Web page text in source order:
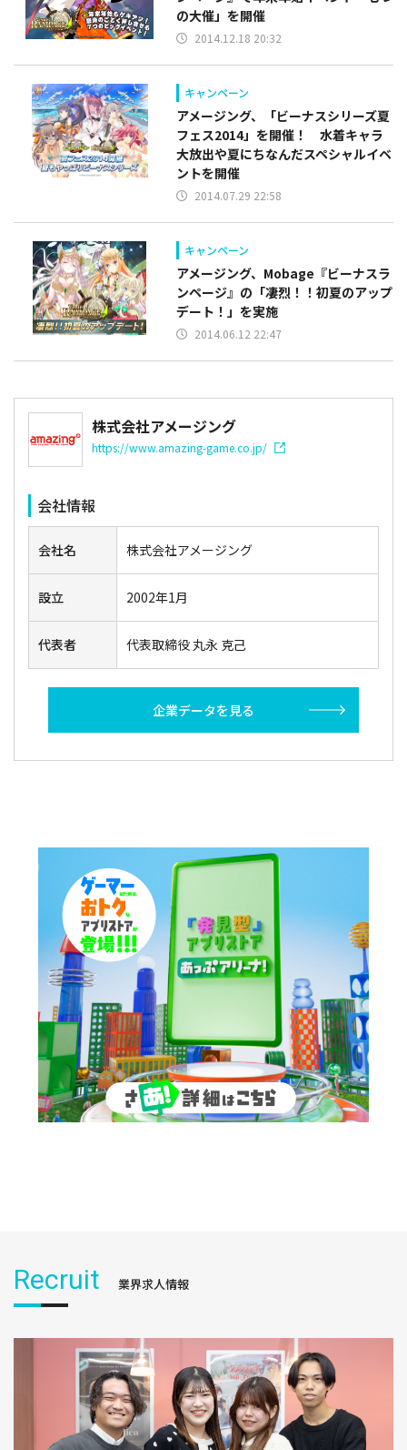
の大催」を開催
2014.12.18 20:32
キャンペーン
アメージング、「ビーナスシリーズ夏
フェス2014」を開催！ 水着キャラ
大放出や夏にちなんだスペシャルイベ
ントを開催
2014.07.29 22:58
キャンペーン
アメージング、Mobage『ビーナスラ
ンページ』の「凄烈！！初夏のアップ
デート！」を実施
2014.06.12 22:47
株式会社アメージング
https://www.amazing-game.co.jp/
会社情報
会社名 株式会社アメージング
設立 2002年1月
代表者 代表取締役 丸永 克己
企業データを見る
Recruit 業界求人情報